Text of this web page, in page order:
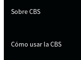
Sobre CBS
Cómo usar la CBS